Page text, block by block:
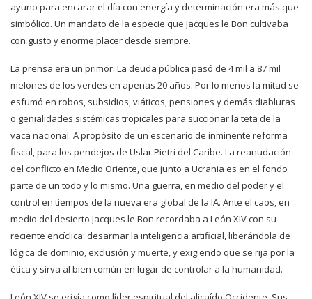
ayuno para encarar el día con energía y determinación era más que
simbólico. Un mandato de la especie que Jacques le Bon cultivaba
con gusto y enorme placer desde siempre.
La prensa era un primor. La deuda pública pasó de 4 mil a 87 mil
melones de los verdes en apenas 20 años. Por lo menos la mitad se
esfumó en robos, subsidios, viáticos, pensiones y demás diabluras
o genialidades sistémicas tropicales para succionar la teta de la
vaca nacional. A propósito de un escenario de inminente reforma
fiscal, para los pendejos de Uslar Pietri del Caribe. La reanudación
del conflicto en Medio Oriente, que junto a Ucrania es en el fondo
parte de un todo y lo mismo. Una guerra, en medio del poder y el
control en tiempos de la nueva era global de la IA. Ante el caos, en
medio del desierto Jacques le Bon recordaba a León XIV con su
reciente encíclica: desarmar la inteligencia artificial, liberándola de
lógica de dominio, exclusión y muerte, y exigiendo que se rija por la
ética y sirva al bien común en lugar de controlar a la humanidad.